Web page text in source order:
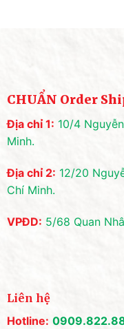
CHUẨN Order
Địa chỉ 1: 10/4
Minh.
Địa chỉ 2: 12/20
Chí Minh.
VPĐD: 5/68 Quan
Liên hệ
Hotline: